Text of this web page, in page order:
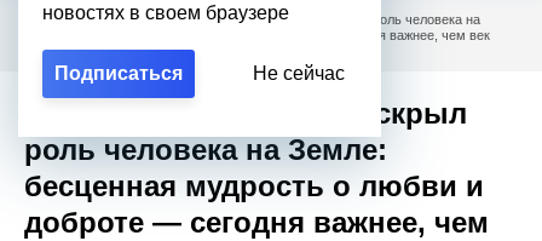
новостях в своем браузере
Подписаться Не сейчас
Городовой Полезное / Хайям одной фразой раскрыл роль человека на
Земле: бесценная мудрость о любви и доброте — сегодня важнее, чем век
назад
Хайям одной фразой раскрыл
роль человека на Земле:
бесценная мудрость о любви и
доброте — сегодня важнее, чем